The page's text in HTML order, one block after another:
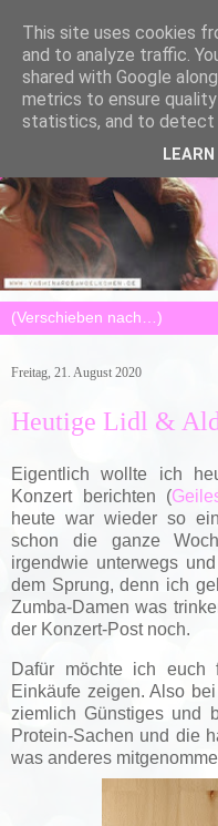
Freitag, 21. August 2020
Heutige Lidl &
Eigentlich wollte ich
Konzert berichten (
heute war wieder so
schon die ganze
irgendwie unterwegs
dem Sprung, denn ich
Zumba-Damen was
der Konzert-Post noch.
Dafür möchte ich
Einkäufe zeigen. Also
ziemlich Günstiges und
Protein-Sachen und die
was anderes
This site uses cookies
and to analyze traffic.
shared with Google
metrics to ensure
statistics, and to detect